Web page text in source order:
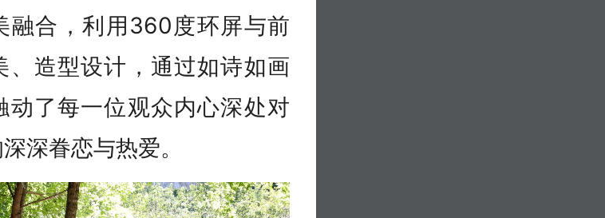
融合，利用360度环屏与前
、造型设计，通过如诗如画
动了每一位观众内心深处对
深眷恋与热爱。